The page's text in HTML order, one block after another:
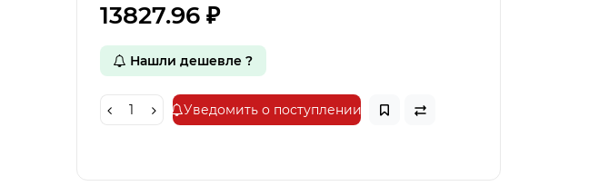
13827.96 ₽
Нашли дешевле ?
Уведомить о поступлении